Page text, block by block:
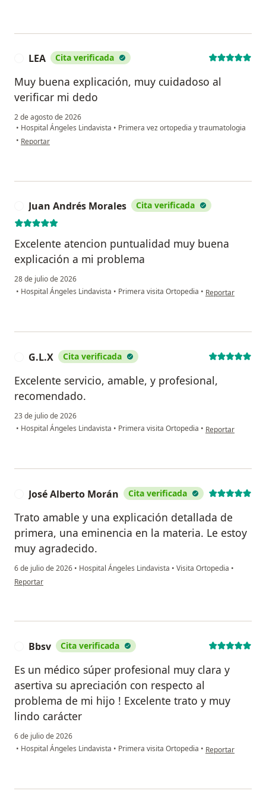
LEA Cita verificada
Muy buena explicación, muy cuidadoso al
verificar mi dedo
2 de agosto de 2026
• Hospital Ángeles Lindavista • Primera vez ortopedia y traumatologia
• en opinión del usuario LEA
Reportar
Juan Andrés Morales Cita verificada
Excelente atencion puntualidad muy buena
explicación a mi problema
28 de julio de 2026
• Hospital Ángeles Lindavista • Primera visita Ortopedia • en opinión del
Reportar
G.L.X Cita verificada
Excelente servicio, amable, y profesional,
recomendado.
23 de julio de 2026
• Hospital Ángeles Lindavista • Primera visita Ortopedia • en opinión del
Reportar
José Alberto Morán Cita verificada
Trato amable y una explicación detallada de
primera, una eminencia en la materia. Le estoy
muy agradecido.
6 de julio de 2026 • Hospital Ángeles Lindavista • Visita Ortopedia •
en opinión del usuario José Alberto Morán
Reportar
Bbsv Cita verificada
Es un médico súper profesional muy clara y
asertiva su apreciación con respecto al
problema de mi hijo ! Excelente trato y muy
lindo carácter
6 de julio de 2026
• Hospital Ángeles Lindavista • Primera visita Ortopedia • en opinión del
Reportar